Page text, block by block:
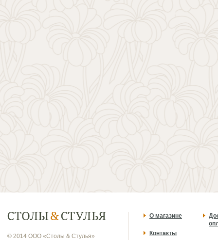
© 2014 ООО «Столы & Стулья»
О магазине
Контакты